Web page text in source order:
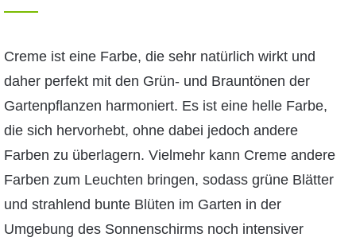
Creme ist eine Farbe, die sehr natürlich wirkt und
daher perfekt mit den Grün- und Brauntönen der
Gartenpflanzen harmoniert. Es ist eine helle Farbe,
die sich hervorhebt, ohne dabei jedoch andere
Farben zu überlagern. Vielmehr kann Creme andere
Farben zum Leuchten bringen, sodass grüne Blätter
und strahlend bunte Blüten im Garten in der
Umgebung des Sonnenschirms noch intensiver